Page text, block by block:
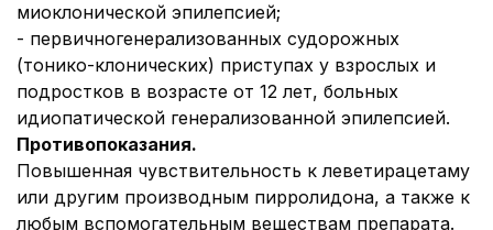
миоклонической эпилепсией;
- первичногенерализованных судорожных
(тонико-клонических) приступах у взрослых и
подростков в возрасте от 12 лет, больных
идиопатической генерализованной эпилепсией.
Противопоказания.
Повышенная чувствительность к леветирацетаму
или другим производным пирролидона, а также к
любым вспомогательным веществам препарата.